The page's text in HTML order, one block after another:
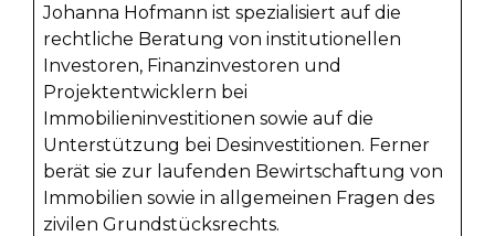
Johanna Hofmann ist spezialisiert auf die
rechtliche Beratung von institutionellen
Investoren, Finanzinvestoren und
Projektentwicklern bei
Immobilieninvestitionen sowie auf die
Unterstützung bei Desinvestitionen. Ferner
berät sie zur laufenden Bewirtschaftung von
Immobilien sowie in allgemeinen Fragen des
zivilen Grundstücksrechts.